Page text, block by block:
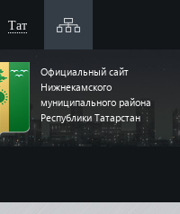
Тат
Официальный сайт
Нижнекамского
муниципального района
Республики Татарстан